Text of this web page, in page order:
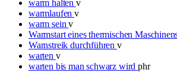
warm halten v
warmlaufenv
warm seinv
Warmstart eines thermischen
Warnstreik durchführen v
warten v
warten bis man schwarz wirdphr